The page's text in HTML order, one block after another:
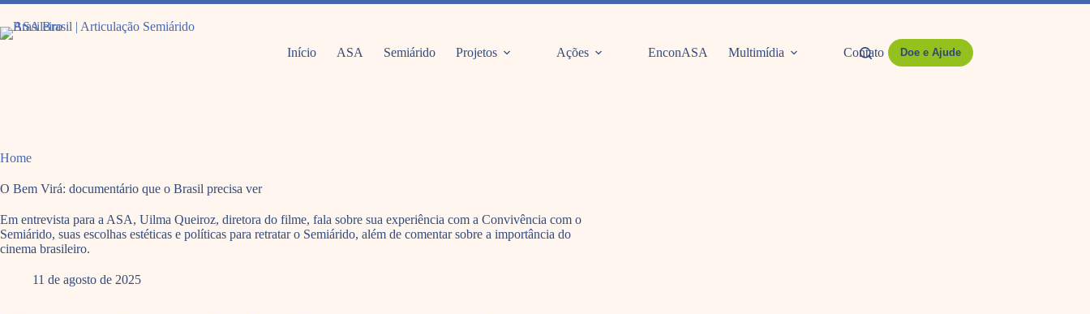
Pular
para
o
Início ASA Semiárido Projetos Ações EnconASA Multimídia Contato Doe e Ajude
Home
O Bem Virá: documentário que o Brasil precisa ver
Em entrevista para a ASA, Uilma Queiroz, diretora do filme, fala sobre sua experiência com a Convivência com o
Semiárido, suas escolhas estéticas e políticas para retratar o Semiárido, além de comentar sobre a importância do
cinema brasileiro.
11 de agosto de 2025